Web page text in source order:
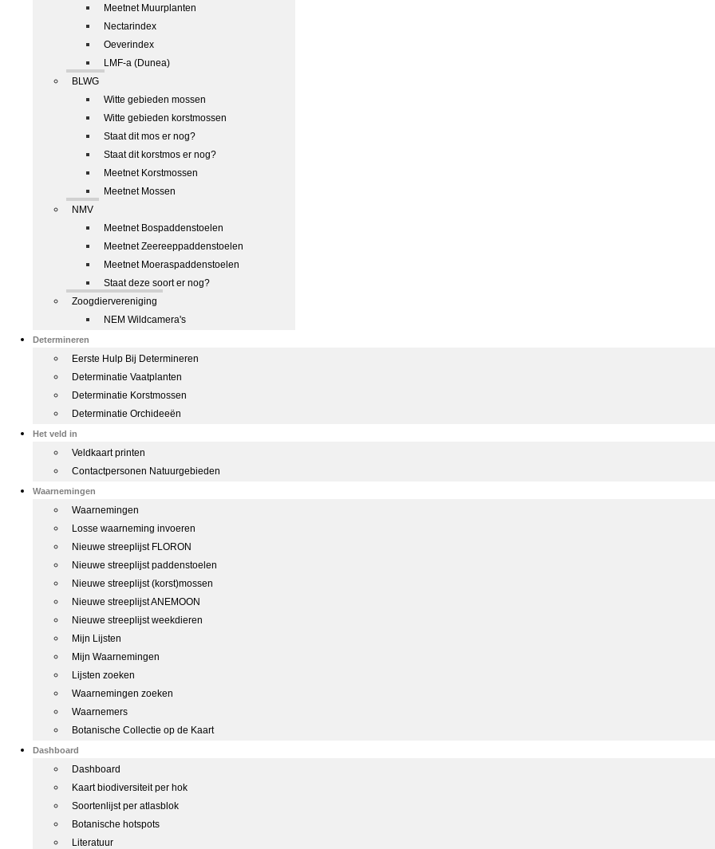
Meetnet Muurplanten
Nectarindex
Oeverindex
LMF-a (Dunea)
BLWG
Witte gebieden mossen
Witte gebieden korstmossen
Staat dit mos er nog?
Staat dit korstmos er nog?
Meetnet Korstmossen
Meetnet Mossen
NMV
Meetnet Bospaddenstoelen
Meetnet Zeereeppaddenstoelen
Meetnet Moeraspaddenstoelen
Staat deze soort er nog?
Zoogdiervereniging
NEM Wildcamera's
Determineren
Eerste Hulp Bij Determineren
Determinatie Vaatplanten
Determinatie Korstmossen
Determinatie Orchideeën
Het veld in
Veldkaart printen
Contactpersonen Natuurgebieden
Waarnemingen
Waarnemingen
Losse waarneming invoeren
Nieuwe streeplijst FLORON
Nieuwe streeplijst paddenstoelen
Nieuwe streeplijst (korst)mossen
Nieuwe streeplijst ANEMOON
Nieuwe streeplijst weekdieren
Mijn Lijsten
Mijn Waarnemingen
Lijsten zoeken
Waarnemingen zoeken
Waarnemers
Botanische Collectie op de Kaart
Dashboard
Dashboard
Kaart biodiversiteit per hok
Soortenlijst per atlasblok
Botanische hotspots
Literatuur